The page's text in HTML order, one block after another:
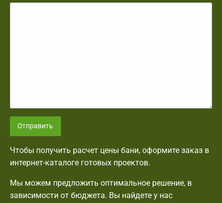
Отправить
Чтобы получить расчет цены бани, оформите заказ в
интернет-каталоге готовых проектов.
Мы можем предложить оптимальное решение, в
зависимости от бюджета. Вы найдете у нас